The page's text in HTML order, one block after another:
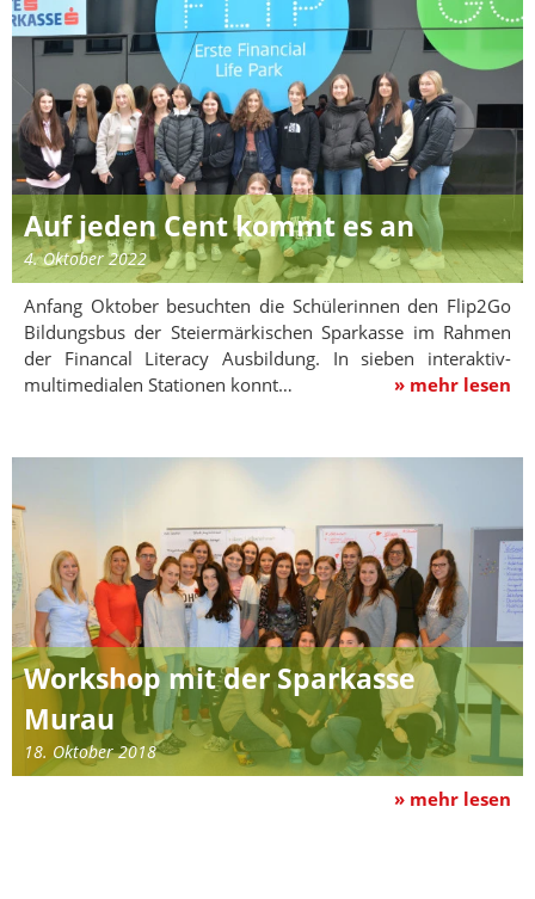
Auf jeden Cent kommt es an
4. Oktober 2022
Anfang Oktober besuchten die Schülerinnen den Flip2Go
Bildungsbus der Steiermärkischen Sparkasse im Rahmen
der Financal Literacy Ausbildung. In sieben interaktiv-
multimedialen Stationen konnt…
» mehr lesen
Workshop mit der Sparkasse
Murau
18. Oktober 2018
» mehr lesen